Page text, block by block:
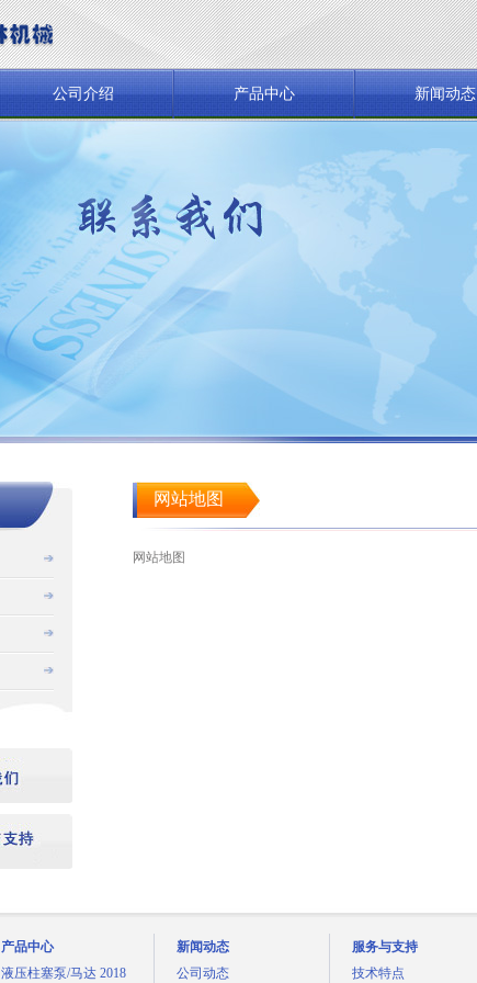
公司介绍 产品中心 新闻动态
网站地图
网站地图
产品中心
液压柱塞泵/马达 2018
新闻动态
公司动态
服务与支持
技术特点